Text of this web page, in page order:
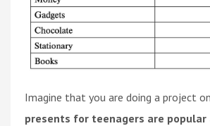
Imagine that you are doing a project on
presents for teenagers are popular